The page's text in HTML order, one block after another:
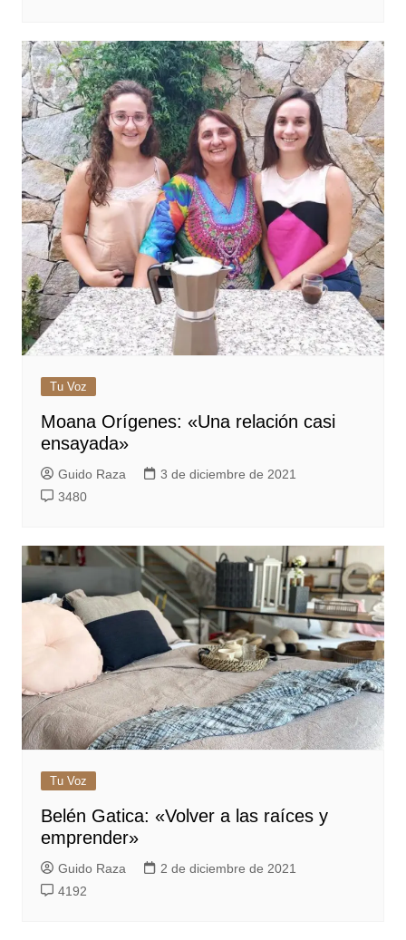
Tu Voz
Moana Orígenes: «Una relación casi
ensayada»
Guido Raza
3 de diciembre de 2021
3480
Tu Voz
Belén Gatica: «Volver a las raíces y
emprender»
Guido Raza
2 de diciembre de 2021
4192